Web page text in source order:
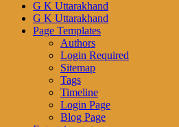
G K Uttarakhand
G K Uttarakhand
Page Templates
Authors
Login Required
Sitemap
Tags
Timeline
Login Page
Blog Page